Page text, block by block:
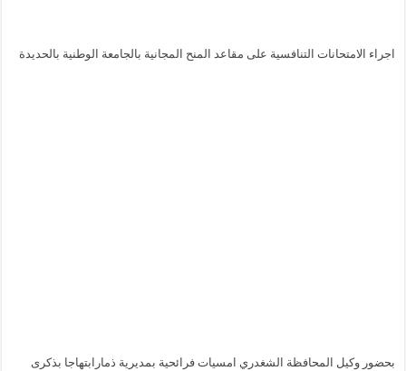
اجراء الامتحانات التنافسية على مقاعد المنح المجانية بالجامعة الوطنية بالحديدة
بحضور وكيل المحافظة الشغدري امسيات فرائحية بمديرية ذمارابتهاجا بذكرى